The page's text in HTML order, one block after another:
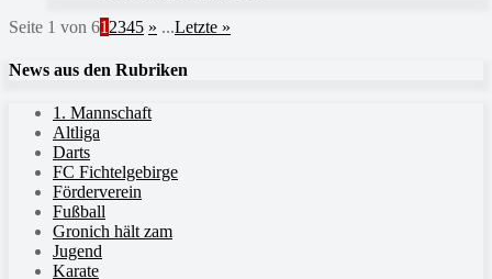
Seite 1 von 61 2345 » ...Letzte »
News aus den Rubriken
1. Mannschaft
Altliga
Darts
FC Fichtelgebirge
Förderverein
Fußball
Gronich hält zam
Jugend
Karate